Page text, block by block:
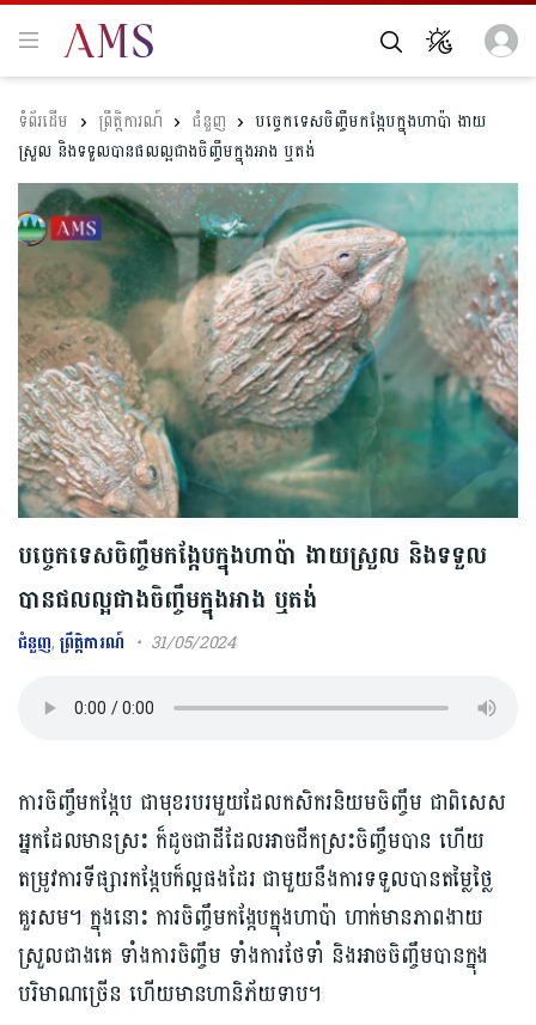
ព្រឹត្តិការណ៍ ជំនួញ
បច្ចេកទេសចិញ្ចឹមកង្កែបក្នុងហាប៉ា ងាយ
ស្រួល និងទទួលបានផលល្អជាងចិញ្ចឹមក្នុងអាង ឬតង់
បច្ចេកទេសចិញ្ចឹមកង្កែបក្នុងហាប៉ា ងាយស្រួល និងទទួល
បានផលល្អជាងចិញ្ចឹមក្នុងអាង ឬតង់
ជំនួញ,ព្រឹត្តិការណ៍ 31/05/2024
ការចិញ្ចឹមកង្កែប ជាមុខរបរមួយដែលកសិករនិយមចិញ្ចឹម ជាពិសេស
អ្នកដែលមានស្រះ ក៏ដូចជាដីដែលអាចជីកស្រះចិញ្ចឹមបាន ហើយ
តម្រូវការទីផ្សារកង្កែបក៏ល្អផងដែរ ជាមួយនឹងការទទួលបានតម្លៃថ្លៃ
គួរសម។ ក្នុងនោះ ការចិញ្ចឹមកង្កែបក្នុងហាប៉ា ហាក់មានភាពងាយ
ស្រួលជាងគេ ទាំងការចិញ្ចឹម ទាំងការថែទាំ និងអាចចិញ្ចឹមបានក្នុង
បរិមាណច្រើន ហើយមានហានិភ័យទាប។